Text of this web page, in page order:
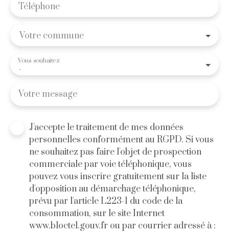
Téléphone
Votre commune
-
Vous souhaitez
Votre message
J'accepte le traitement de mes données
personnelles conformément au RGPD. Si vous
ne souhaitez pas faire l'objet de prospection
commerciale par voie téléphonique, vous
pouvez vous inscrire gratuitement sur la liste
d'opposition au démarchage téléphonique,
prévu par l'article L223-1 du code de la
consommation, sur le site Internet
www.bloctel.gouv.fr ou par courrier adressé à :